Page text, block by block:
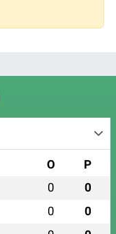
O P
0 0
0 0